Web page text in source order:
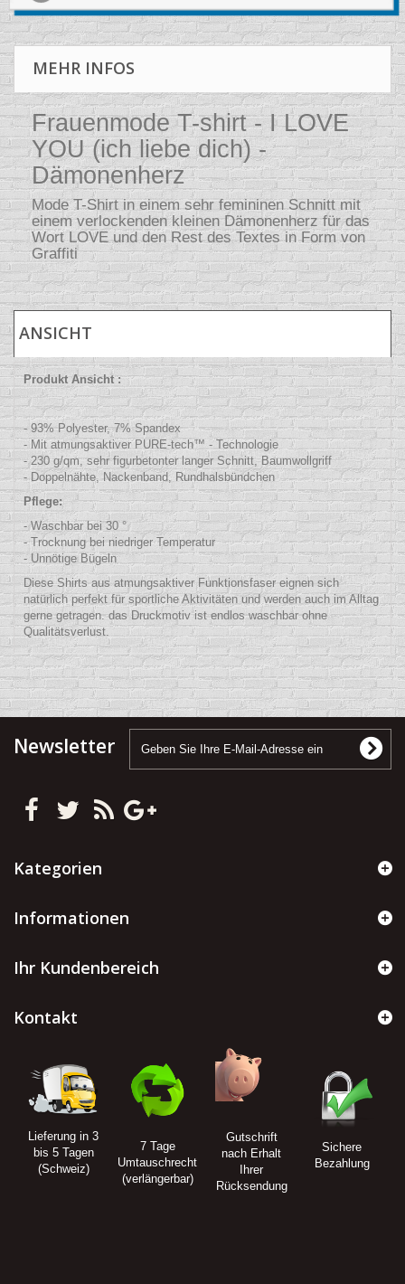
MEHR INFOS
Frauenmode T-shirt - I LOVE
YOU (ich liebe dich) -
Dämonenherz
Mode T-Shirt in einem sehr femininen Schnitt mit
einem verlockenden kleinen Dämonenherz für das
Wort LOVE und den Rest des Textes in Form von
Graffiti
ANSICHT
Produkt Ansicht :
- 93% Polyester, 7% Spandex
- Mit atmungsaktiver PURE-tech™ - Technologie
- 230 g/qm, sehr figurbetonter langer Schnitt, Baumwollgriff
- Doppelnähte, Nackenband, Rundhalsbündchen
Pflege:
- Waschbar bei 30 °
- Trocknung bei niedriger Temperatur
- Unnötige Bügeln
Diese Shirts aus atmungsaktiver Funktionsfaser eignen sich
natürlich perfekt für sportliche Aktivitäten und werden auch im Alltag
gerne getragen. das Druckmotiv ist endlos waschbar ohne
Qualitätsverlust.
Newsletter
Kategorien
Informationen
Ihr Kundenbereich
Kontakt
Lieferung in 3
bis 5 Tagen
(Schweiz)
7 Tage
Umtauschrecht
(verlängerbar)
Gutschrift
nach Erhalt
Ihrer
Rücksendung
Sichere
Bezahlung